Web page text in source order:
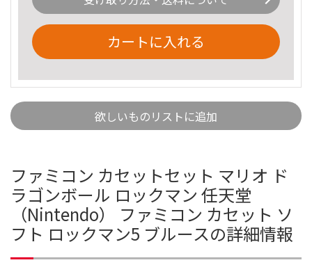
カートに入れる
欲しいものリストに追加
ファミコン カセットセット マリオ ド
ラゴンボール ロックマン 任天堂
（Nintendo） ファミコン カセット ソ
フト ロックマン5 ブルースの詳細情報